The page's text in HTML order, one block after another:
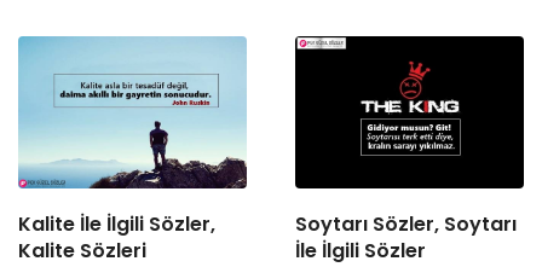
Kalite İle İlgili Sözler,
Kalite Sözleri
Soytarı Sözler, Soytarı
İle İlgili Sözler